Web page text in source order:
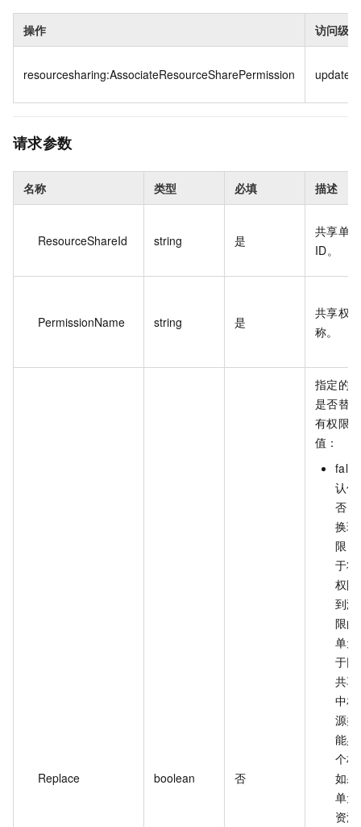
操作 访问级别
resourcesharing:AssociateResourceSharePermission update
请求参数
名称 类型 必填 描述
ResourceShareId string 是
共享单元
ID。
PermissionName string 是
共享权
称。
Replace boolean 否
指定的
是否替
有权限
值：
认
否
换
限
于
权
到
限
单
于
共
中
源
能
个
如
单
资